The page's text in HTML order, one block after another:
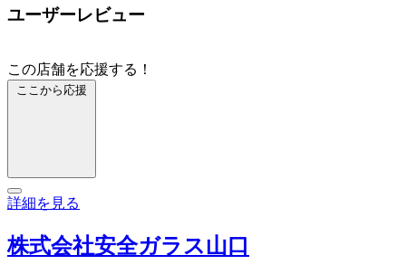
ユーザーレビュー
この店舗を応援する！
ここから応援
詳細を見る
株式会社安全ガラス山口